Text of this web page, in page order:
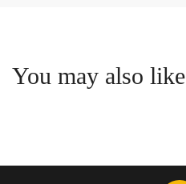
You may also like